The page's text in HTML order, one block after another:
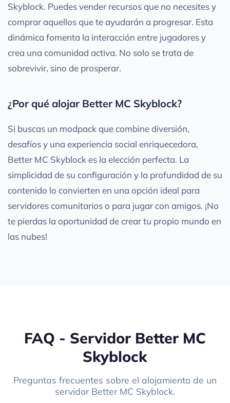
Skyblock. Puedes vender recursos que no necesites y
comprar aquellos que te ayudarán a progresar. Esta
dinámica fomenta la interacción entre jugadores y
crea una comunidad activa. No solo se trata de
sobrevivir, sino de prosperar.
¿Por qué alojar Better MC Skyblock?
Si buscas un modpack que combine diversión,
desafíos y una experiencia social enriquecedora,
Better MC Skyblock es la elección perfecta. La
simplicidad de su configuración y la profundidad de su
contenido lo convierten en una opción ideal para
servidores comunitarios o para jugar con amigos. ¡No
te pierdas la oportunidad de crear tu propio mundo en
las nubes!
FAQ - Servidor Better MC
Skyblock
Preguntas frecuentes sobre el alojamiento de un
servidor Better MC Skyblock.